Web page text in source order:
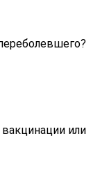
или